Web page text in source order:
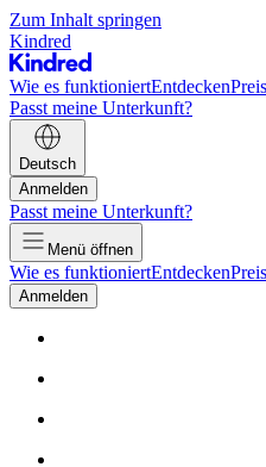
Zum Inhalt springen
Kindred
Wie es funktioniertEntdecken
Passt meine Unterkunft?
Deutsch
Anmelden
Passt meine Unterkunft?
Menü öffnen
Wie es funktioniertEntdecken
Anmelden